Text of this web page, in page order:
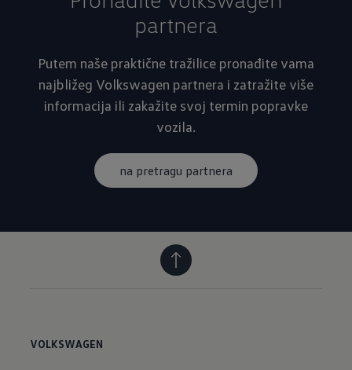
partnera
Putem naše praktične tražilice pronađite vama
najbližeg Volkswagen partnera i zatražite više
informacija ili zakažite svoj termin popravke
vozila.
na pretragu partnera
VOLKSWAGEN